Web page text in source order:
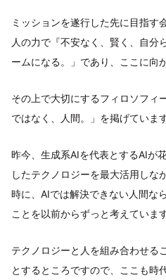
ミッションを遂行した先に目指す
人の力で『不安なく、賢く、自分
ームになる。」であり、ここに向
その上で大切にするフィロソフィ
ではなく、人間。」を掲げています
昨今、生成系AIを代表とするAIが
したテクノロジーを最大活用しな
時に、AIでは解決できない人間な
ことを以前からずっと考えています
テクノロジーと人を組み合わせる
とするところですので、ここも時